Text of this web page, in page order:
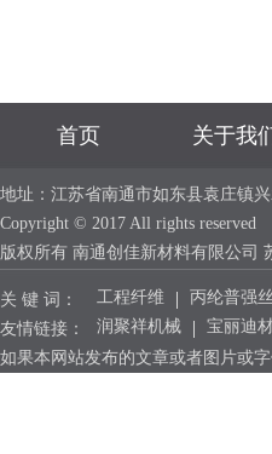
首页 关于我
地址：江苏省南通市如东县袁庄镇兴
Copyright © 2017 All rights reserved
版权所有 南通创佳新材料有限公司
关 键 词： 工程纤维 丙纶普强丝
友情链接：
润聚祥机械 宝丽迪
如果本网站发布的文章或者图片或